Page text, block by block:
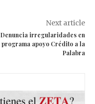
Next article
Denuncia irregularidades en
programa apoyo Crédito a la
Palabra